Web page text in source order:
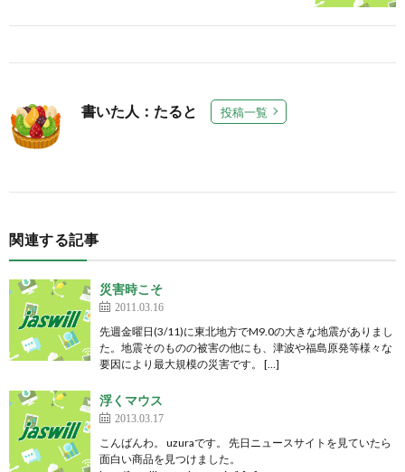
書いた人：たると 投稿一覧
関連する記事
災害時こそ
2011.03.16
先週金曜日(3/11)に東北地方でM9.0の大きな地震がありまし
た。地震そのものの被害の他にも、津波や福島原発等様々な
要因により最大規模の災害です。 […]
浮くマウス
2013.03.17
こんばんわ。 uzuraです。 先日ニュースサイトを見ていたら
面白い商品を見つけました。